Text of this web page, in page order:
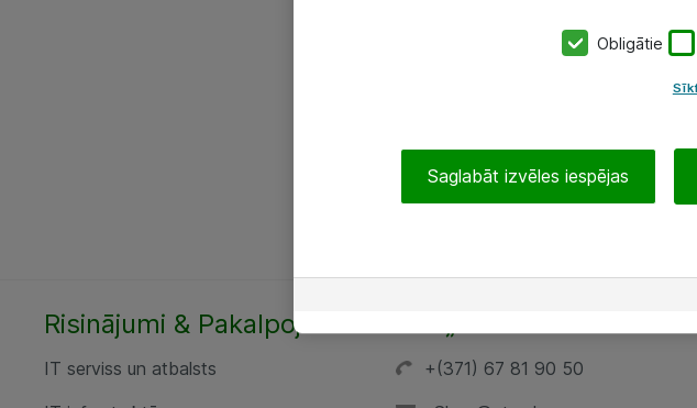
Risinājumi & Pakalpojumi
IT serviss un atbalsts
+(371) 67 81 90 50
Obligātie
Saglabāt izvēles iespējas